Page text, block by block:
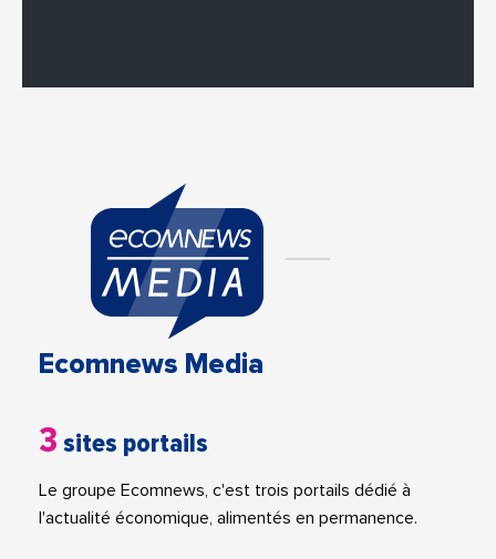
Ecomnews Media
3 sites portails
Le groupe Ecomnews, c'est trois portails dédié à
l'actualité économique, alimentés en permanence.